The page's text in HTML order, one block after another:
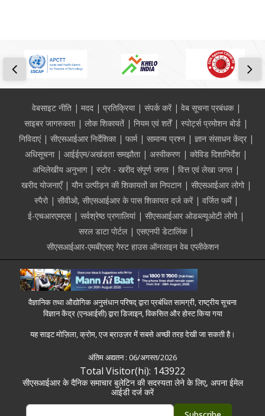
Footerवेबसाइट नीति मदद प्रतिक्रिया संपर्क करें
वेब सूचना प्रबंधक
साइबर जागरुकता
लोक शिकायतें नियम एवं शर्तें
स्पोर्ट्स प्रमोशन बोर्ड
निविदाएं
सीएसआईआर निर्देशिका फार्म सामान्य प्रश्न
ज्ञान संसाधन केंद्र
अधिसूचना
आईईएम/अखंडता समझौता अस्वीकरण
कोविड दिशानिर्देश
अभिलेखीय अनुभाग
स्टोर - खरीद संपूर्ण जगत
वित्त एवं लेखा जगत
खरीद योजनाएँ
यौन उत्पीड़न की शिकायतों का निपटान
सीएसआईआर लोगो
स्पैरो
सीवीओ, सीएसआईआर के पास शिकायत दर्ज करें
वर्जित फर्में
ई-एचआरएमएस
सर्वश्रेष्ठ प्रणालियां
सीएसआईआर ओडब्ल्यूओटी लोगो
सरल डाटा पोर्टल
एसएनपी डेटालिंक
सीएसआईआर-एमबीएसए गेस्ट हाउस ऑनलाइन वेब एप्लीकेशन
वैज्ञानिक तथा औद्योगिक अनुसंधान परिषद् द्वारा प्रबंधित सामग्री, राष्ट्रीय सूचना
विज्ञान केंद्र (एनआईसी) द्वारा डिजाइन, विकसित और होस्ट किया गया
यह साइट मोज़िला, क्रोम, एज ब्राउज़र में सबसे अच्छी तरह देखी जा सकती है।
अंतिम अद्यतन : 06/अगस्त/2026
Total Visitor(hi): 143922
सीएसआईआर के दैनिक समाचार बुलेटिन की सदस्यता लेने के लिए, अपना ईमेल
आईडी दर्ज करें